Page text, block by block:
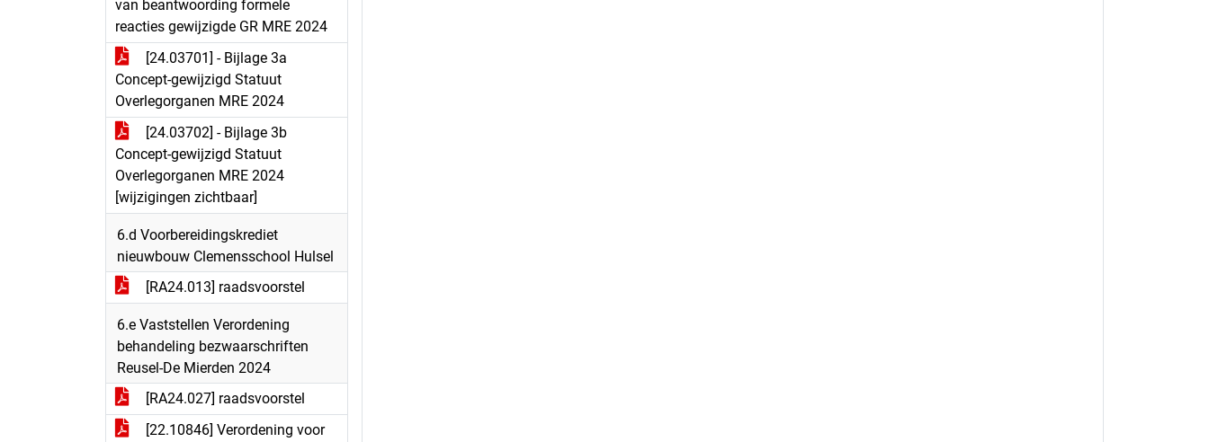
van beantwoording formele
reacties gewijzigde GR MRE 2024
[24.03701] - Bijlage 3a
Concept-gewijzigd Statuut
Overlegorganen MRE 2024
[24.03702] - Bijlage 3b
Concept-gewijzigd Statuut
Overlegorganen MRE 2024
[wijzigingen zichtbaar]
6.d Voorbereidingskrediet
nieuwbouw Clemensschool Hulsel
[RA24.013] raadsvoorstel
6.e Vaststellen Verordening
behandeling bezwaarschriften
Reusel-De Mierden 2024
[RA24.027] raadsvoorstel
[22.10846] Verordening voor